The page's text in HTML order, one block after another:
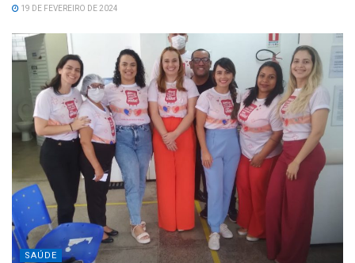
19 DE FEVEREIRO DE 2024
SAÚDE